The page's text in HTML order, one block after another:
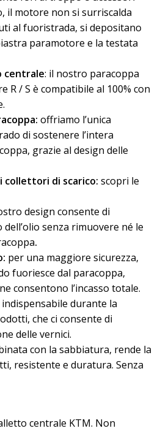
il motore non si surriscalda
al fuoristrada, si depositano
paramotore e la testata
centrale: il nostro paracoppa
R / S è compatibile al 100% con
offriamo l’unica
di sostenere l’intera
grazie al design delle
collettori di scarico: scopri le
design consente di
senza rimuovere né le
.
per una maggiore sicurezza,
fuoriesce dal paracoppa,
consentono l’incasso totale.
durante la
che ci consente di
delle vernici.
con la sabbiatura, rende la
resistente e duratura. Senza
centrale KTM. Non